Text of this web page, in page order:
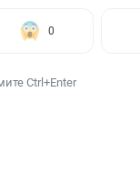
0
Ctrl+Enter